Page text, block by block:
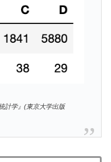
計学』(東京大学出版